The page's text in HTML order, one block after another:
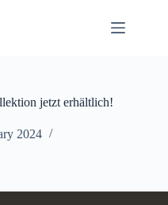
jetzt erhältlich!
2024